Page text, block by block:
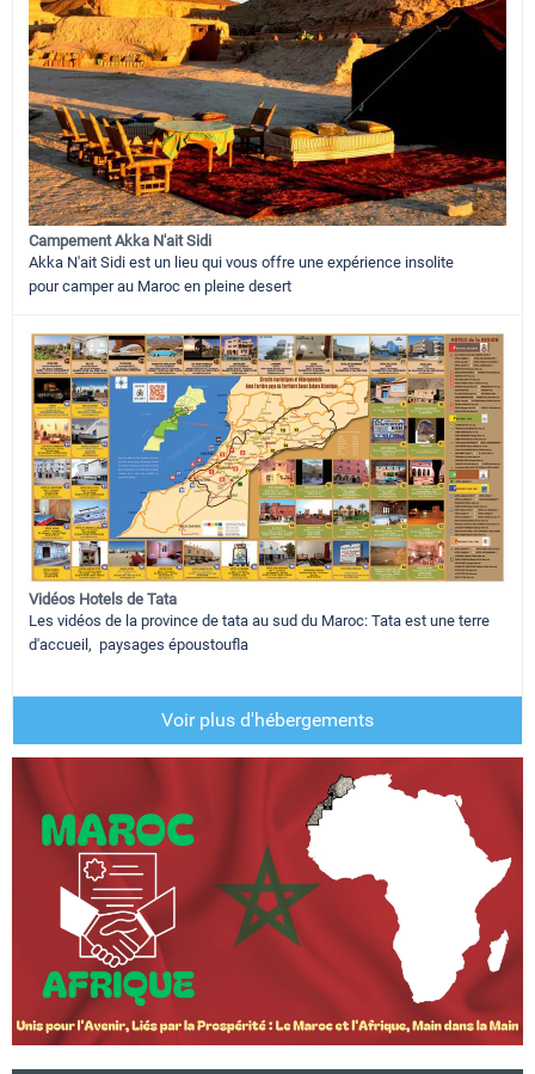
Campement Akka N'ait Sidi
Akka N'ait Sidi est un lieu qui vous offre une expérience insolite
pour camper au Maroc en pleine desert
Vidéos Hotels de Tata
Les vidéos de la province de tata au sud du Maroc: Tata est une terre
d'accueil, paysages époustoufla
Voir plus d'hébergements